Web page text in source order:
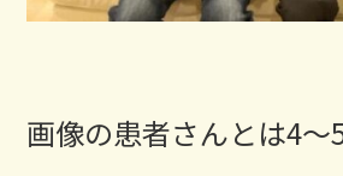
画像の患者さんとは4〜